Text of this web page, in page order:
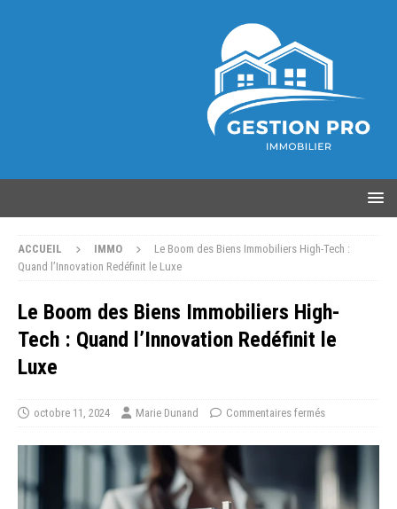
ACCUEIL IMMO
Le Boom des Biens Immobiliers High-Tech :
Quand l’Innovation Redéfinit le Luxe
Le Boom des Biens Immobiliers High-
Tech : Quand l’Innovation Redéfinit le
Luxe
octobre 11, 2024 Marie Dunand Commentaires fermés